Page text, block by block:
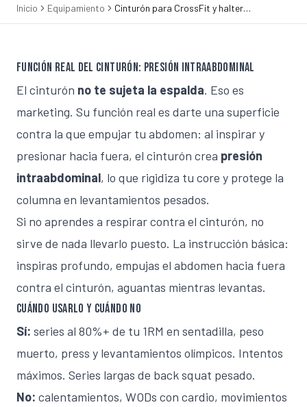
Inicio Equipamiento Cinturón para CrossFit y halterofilia: guía y mejores modelos
Función real del cinturón: presión intraabdominal
El cinturón no te sujeta la espalda. Eso es
marketing. Su función real es darte una superficie
contra la que empujar tu abdomen: al inspirar y
presionar hacia fuera, el cinturón crea presión
intraabdominal, lo que rigidiza tu core y protege la
columna en levantamientos pesados.
Si no aprendes a respirar contra el cinturón, no
sirve de nada llevarlo puesto. La instrucción básica:
inspiras profundo, empujas el abdomen hacia fuera
contra el cinturón, aguantas mientras levantas.
Cuándo usarlo y cuándo no
Sí: series al 80%+ de tu 1RM en sentadilla, peso
muerto, press y levantamientos olímpicos. Intentos
máximos. Series largas de back squat pesado.
No: calentamientos, WODs con cardio, movimientos